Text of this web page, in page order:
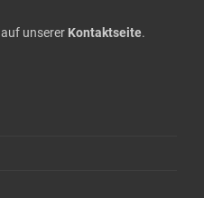
auf unserer Kontaktseite.